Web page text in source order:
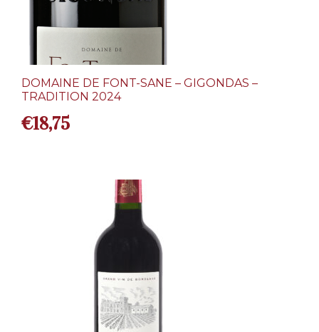
DOMAINE DE FONT-SANE – GIGONDAS –
TRADITION 2024
€18,75